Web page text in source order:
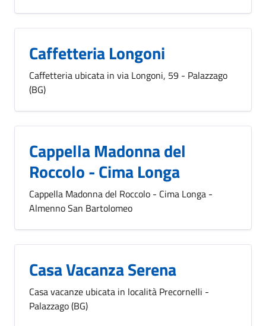
Caffetteria Longoni
Caffetteria ubicata in via Longoni, 59 - Palazzago
(BG)
Cappella Madonna del
Roccolo - Cima Longa
Cappella Madonna del Roccolo - Cima Longa -
Almenno San Bartolomeo
Casa Vacanza Serena
Casa vacanze ubicata in località Precornelli -
Palazzago (BG)